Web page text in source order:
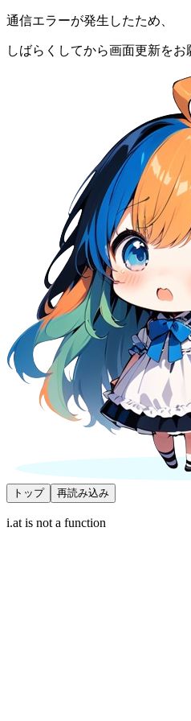
通信エラーが発生したため、
しばらくしてから画面更新をお
トップ 再読み込み
i.at is not a function